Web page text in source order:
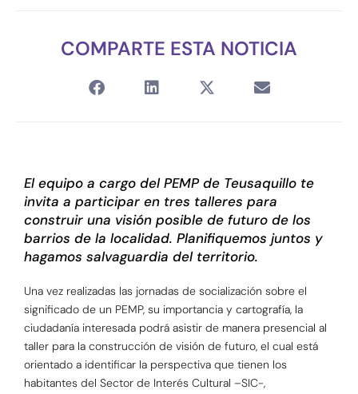
COMPARTE ESTA NOTICIA
El equipo a cargo del PEMP de Teusaquillo te
invita a participar en tres talleres para
construir una visión posible de futuro de los
barrios de la localidad. Planifiquemos juntos y
hagamos salvaguardia del territorio.
Una vez realizadas las jornadas de socialización sobre el
significado de un PEMP, su importancia y cartografía, la
ciudadanía interesada podrá asistir de manera presencial al
taller para la construcción de visión de futuro, el cual está
orientado a identificar la perspectiva que tienen los
habitantes del Sector de Interés Cultural –SIC-,